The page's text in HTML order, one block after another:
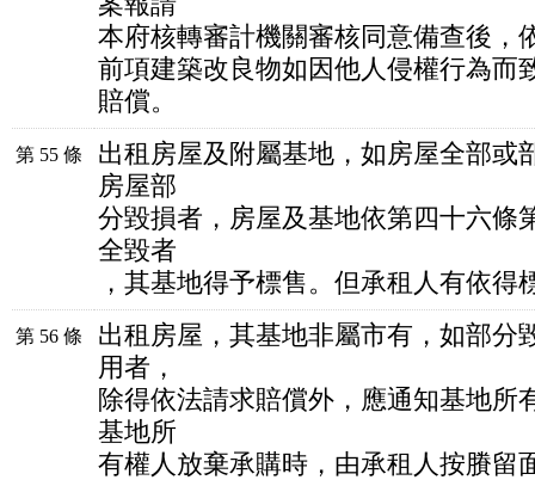
本府核轉審計機關審核同意備查後，
前項建築改良物如因他人侵權行為而
賠償。
第 55 條
出租房屋及附屬基地，如房屋全部或
房屋部
分毀損者，房屋及基地依第四十六條
全毀者
，其基地得予標售。但承租人有依得
第 56 條
出租房屋，其基地非屬市有，如部分
用者，
除得依法請求賠償外，應通知基地所
基地所
有權人放棄承購時，由承租人按賸留